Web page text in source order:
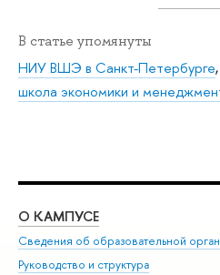
В статье упомянуты
НИУ ВШЭ в Санкт-Петербурге,
школа экономики и
О КАМПУСЕ
Сведения об образовательной
Руководство и структура